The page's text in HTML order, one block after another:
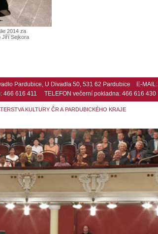
2014 za
Jiří Sejkora
Pardubice, U Divadla 50, 531 62 Pardubice E-MAIL:
466 616 411 TELEFON večerní pokladna: 466 616 430
KULTURY ČR A PARDUBICKÉHO KRAJE